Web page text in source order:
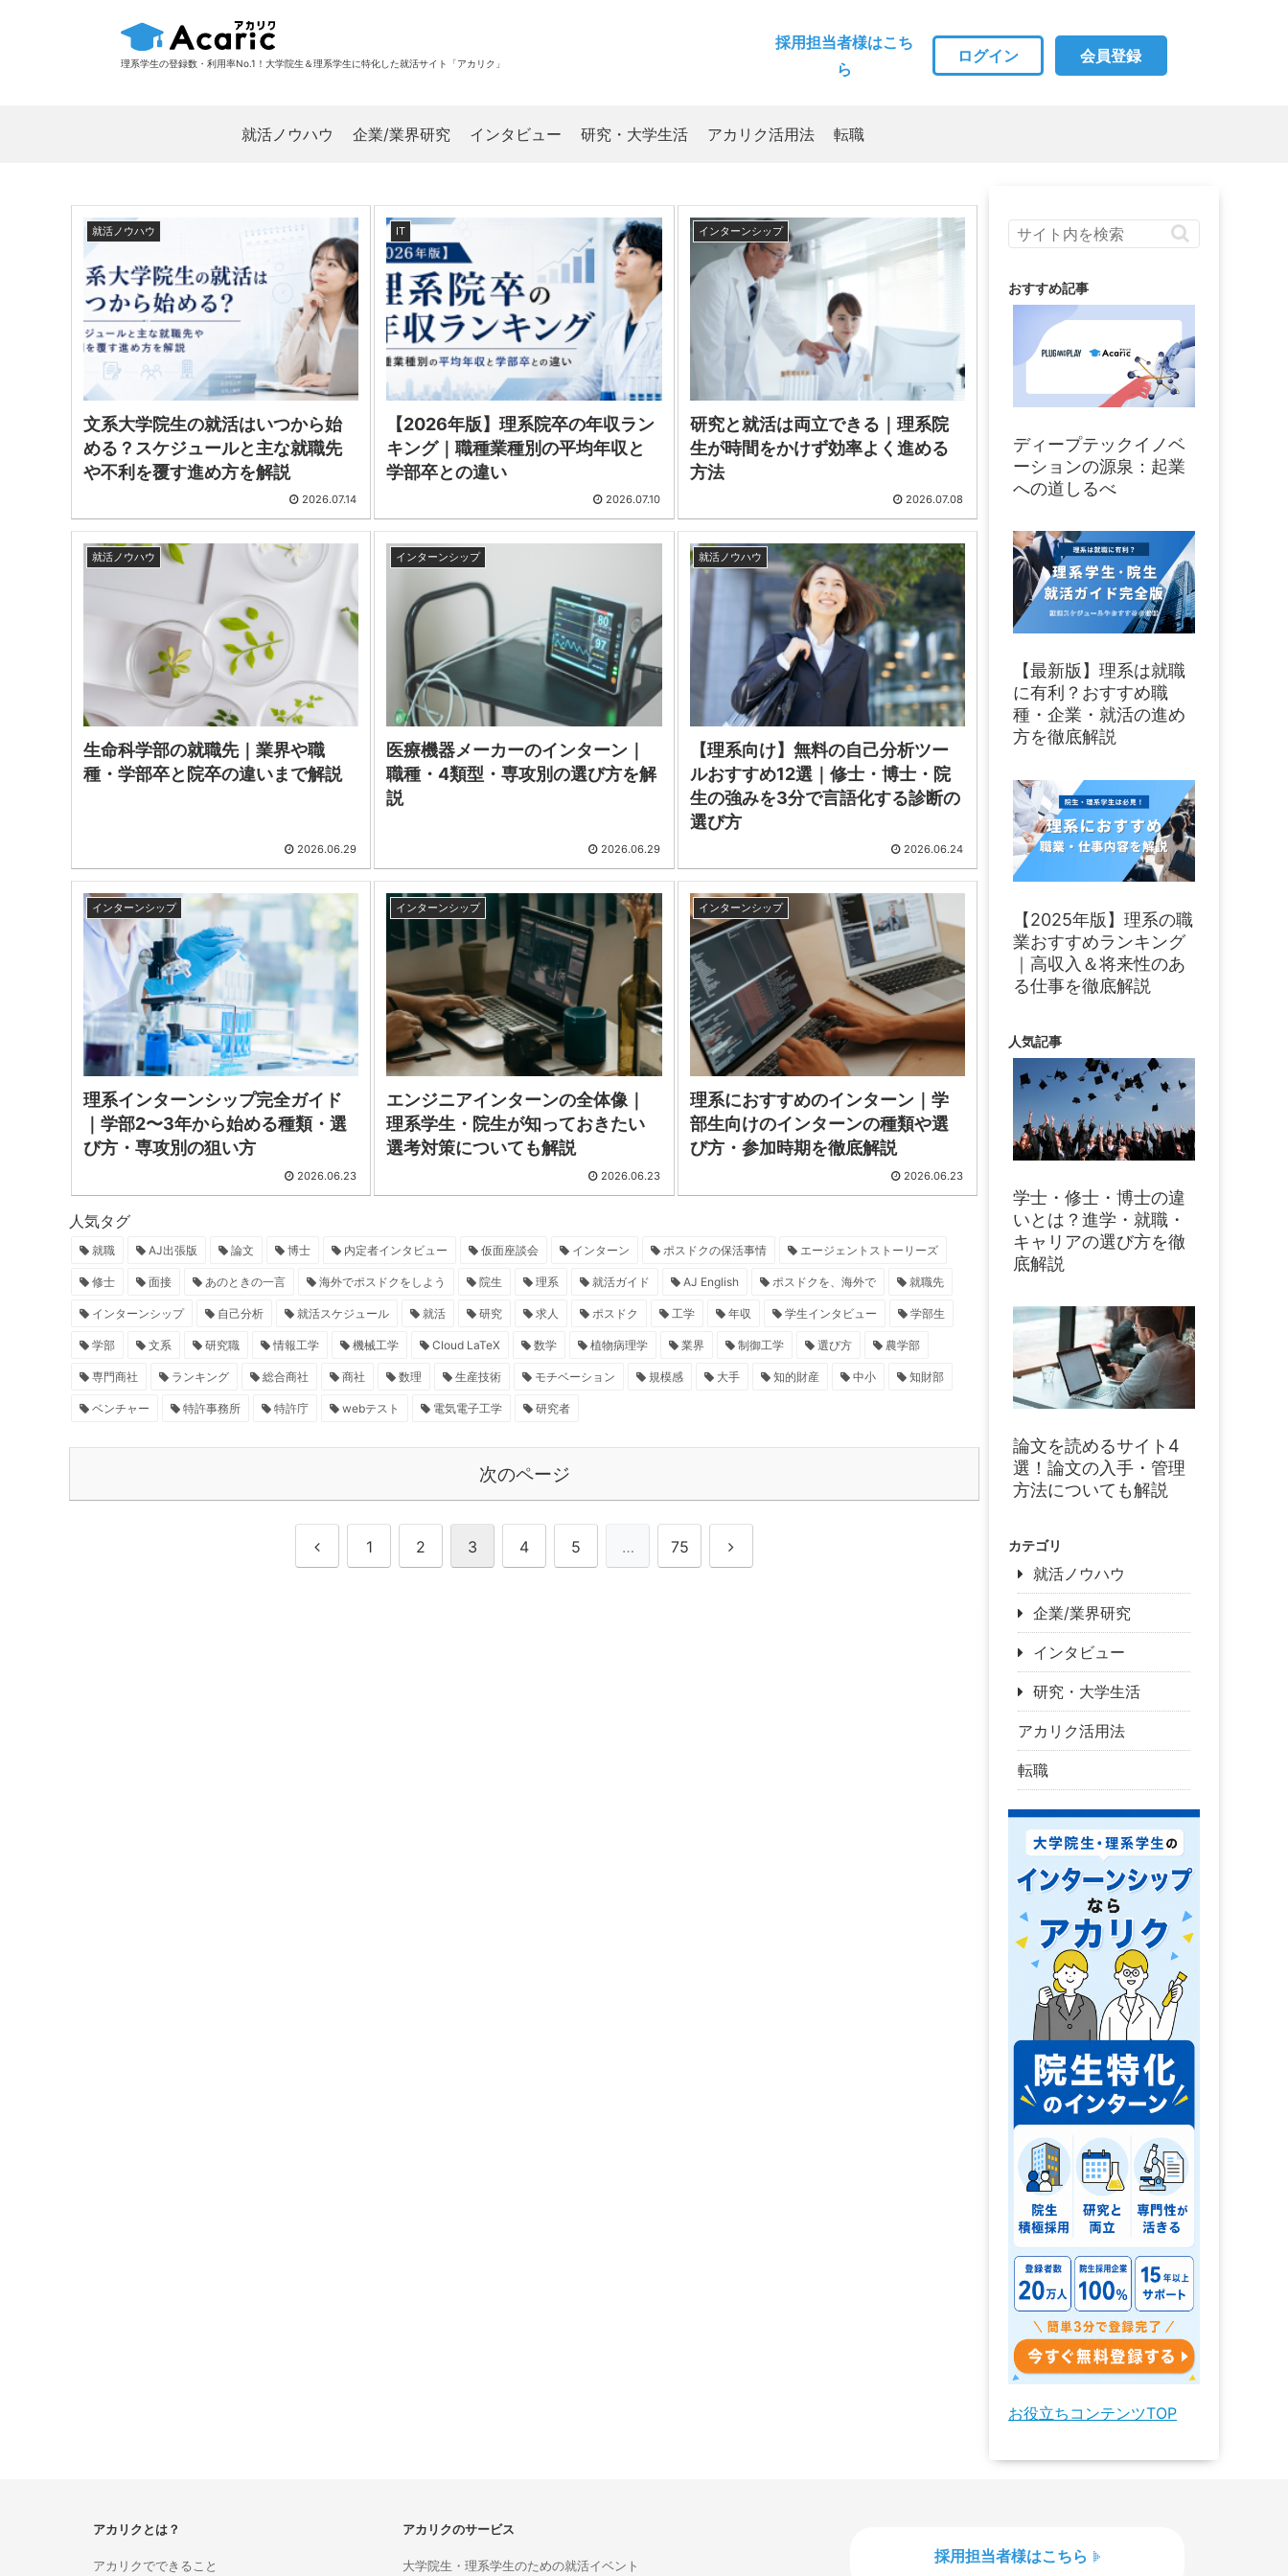
理系学生の登録数・利用率No.1！大学院生＆理系学生に特化した就活サイト「アカリク」
採用担当者様はこち
ら
ログイン 会員登録
就活ノウハウ 企業/業界研究 インタビュー 研究・大学生活 アカリク活用法 転職
就活ノウハウ
文系大学院生の就活はいつから始
める？スケジュールと主な就職先
や不利を覆す進め方を解説
2026.07.14
IT
【2026年版】理系院卒の年収ラン
キング｜職種業種別の平均年収と
学部卒との違い
2026.07.10
インターンシップ
研究と就活は両立できる｜理系院
生が時間をかけず効率よく進める
方法
2026.07.08
就活ノウハウ
生命科学部の就職先｜業界や職
種・学部卒と院卒の違いまで解説
2026.06.29
インターンシップ
医療機器メーカーのインターン｜
職種・4類型・専攻別の選び方を解
説
2026.06.29
就活ノウハウ
【理系向け】無料の自己分析ツー
ルおすすめ12選｜修士・博士・院
生の強みを3分で言語化する診断の
選び方
2026.06.24
インターンシップ
理系インターンシップ完全ガイド
｜学部2〜3年から始める種類・選
び方・専攻別の狙い方
2026.06.23
インターンシップ
エンジニアインターンの全体像｜
理系学生・院生が知っておきたい
選考対策についても解説
2026.06.23
インターンシップ
理系におすすめのインターン｜学
部生向けのインターンの種類や選
び方・参加時期を徹底解説
2026.06.23
人気タグ
就職 AJ出張版 論文 博士 内定者インタビュー 仮面座談会 インターン ポスドクの保活事情 エージェントストーリーズ
修士 面接 あのときの一言 海外でポスドクをしよう 院生 理系 就活ガイド AJ English ポスドクを、海外で 就職先
インターンシップ 自己分析 就活スケジュール 就活 研究 求人 ポスドク 工学 年収 学生インタビュー 学部生
学部 文系 研究職 情報工学 機械工学 Cloud LaTeX 数学 植物病理学 業界 制御工学 選び方 農学部
専門商社 ランキング 総合商社 商社 数理 生産技術 モチベーション 規模感 大手 知的財産 中小 知財部
ベンチャー 特許事務所 特許庁 webテスト 電気電子工学 研究者
次のページ
1 2 3 4 5 … 75
おすすめ記事
ディープテックイノベ
ーションの源泉：起業
への道しるべ
【最新版】理系は就職
に有利？おすすめ職
種・企業・就活の進め
方を徹底解説
【2025年版】理系の職
業おすすめランキング
｜高収入＆将来性のあ
る仕事を徹底解説
人気記事
学士・修士・博士の違
いとは？進学・就職・
キャリアの選び方を徹
底解説
論文を読めるサイト4
選！論文の入手・管理
方法についても解説
カテゴリ
就活ノウハウ
企業/業界研究
インタビュー
研究・大学生活
アカリク活用法
転職
お役立ちコンテンツTOP
アカリクとは？
アカリクでできること
アカリクのサービス
大学院生・理系学生のための就活イベント 採用担当者様はこちら